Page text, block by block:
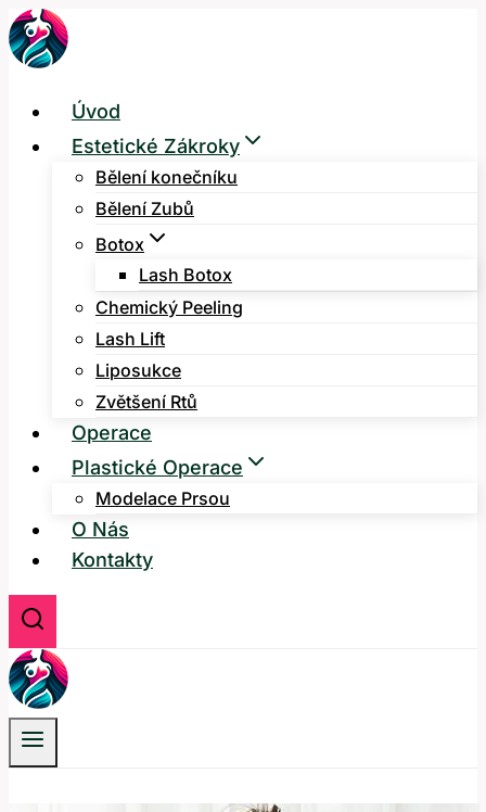
Přeskočit
na
Úvod
Estetické Zákroky
Bělení konečníku
Bělení Zubů
Botox
Lash Botox
Chemický Peeling
Lash Lift
Liposukce
Zvětšení Rtů
Operace
Plastické Operace
Modelace Prsou
O Nás
Kontakty